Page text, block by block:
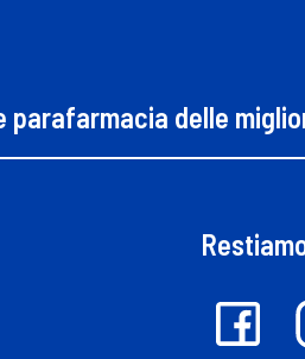
parafarmacia delle